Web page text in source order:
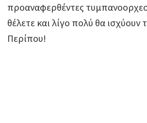
προαναφερθέντες
θέλετε και λίγο πολύ θα ισχύουν
Περίπου!